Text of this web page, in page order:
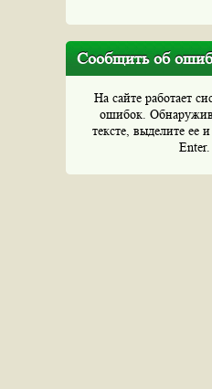
Сообщить об
На сайте работает
ошибок. Обнаружив
тексте, выделите ее
Enter.